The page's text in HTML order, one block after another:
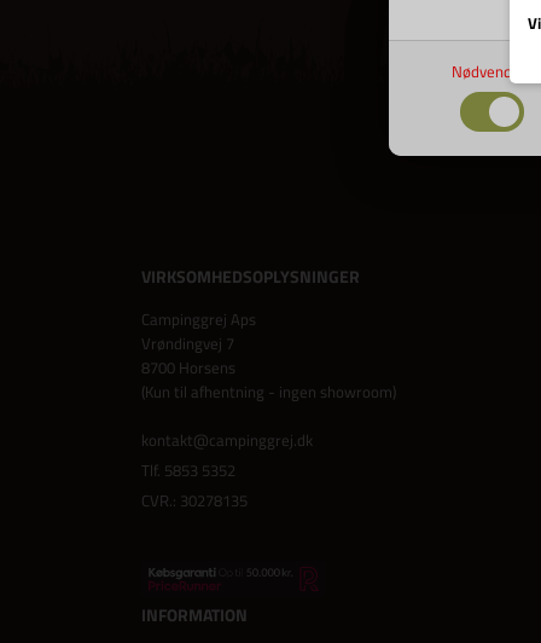
Nødvendige
VIRKSOMHEDSOPLYSNINGER
Campinggrej Aps
Vrøndingvej 7
8700 Horsens
(Kun til afhentning - ingen showroom)
kontakt@campinggrej.dk
Tlf. 5853 5352
CVR.: 30278135
INFORMATION